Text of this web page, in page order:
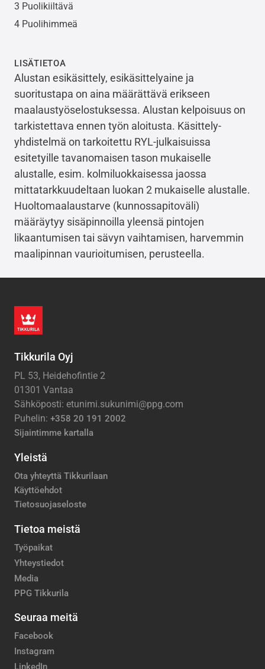
3 Puolikiiltävä
4 Puolihimmeä
LISÄTIETOA
Alustan esikäsittely, esikäsittelyaine ja
suoritustapa on aina määrättävä erikseen
maalaustyöselostuksessa. Alustan kelpoisuus on
tarkistettava ennen työn aloitusta. Käsittely-
yhdistelmä on tarkoitettu RYL-julkaisuissa
esitetyille tavanomaisen tason mukaiselle
alustalle, esim. kolmiluokkaisessa jaossa
mittatarkkuudeltaan luokan 2 mukaiselle alustalle.
Huoltomaalaustarve (kunnossapitoväli)
määräytyy sisäpinnoilla yleensä pintojen
likaantumisen tai sävyn vaihtamisen, harvemmin
maalipinnan vaurioitumisen, perusteella.
Tikkurila Oyj
PL 53, Heidehofintie 2
01301 Vantaa
Sähköposti: etunimi.sukunimi@ppg.com
Puhelin: +358 20 191 2002
Sijaintimme kartalla
Yleistä
Ota yhteyttä Tikkurilaan
Käyttöehdot
Tietosuojaseloste
Tietoa meistä
Työpaikat
Yhteystiedot
Media
PPG Tikkurila
Seuraa meitä
Facebook
Instagram
LinkedIn